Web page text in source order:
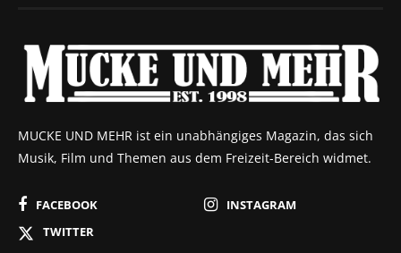
MUCKE UND MEHR ist ein unabhängiges Magazin, das sich
Musik, Film und Themen aus dem Freizeit-Bereich widmet.
FACEBOOK
INSTAGRAM
TWITTER